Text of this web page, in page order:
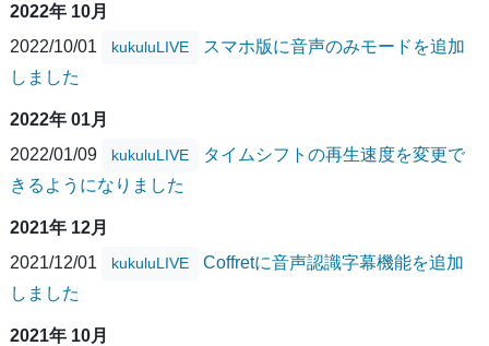
2022年 10月
2022/10/01
kukuluLIVE
スマホ版に音声のみモードを追加
しました
2022年 01月
2022/01/09
kukuluLIVE
タイムシフトの再生速度を変更で
きるようになりました
2021年 12月
2021/12/01
kukuluLIVE
Coffretに音声認識字幕機能を追加
しました
2021年 10月